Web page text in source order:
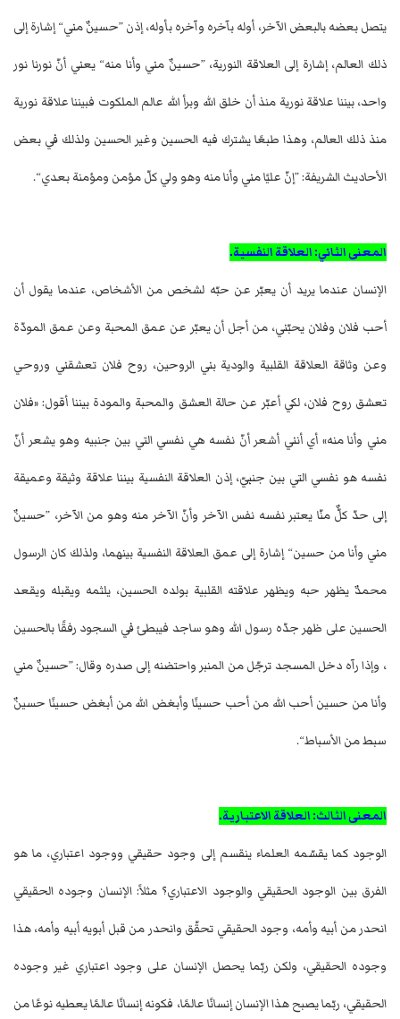
يتصل بعضه بالبعض الآخر، أوله بآخره وآخره بأوله، إذن ”حسينٌ مني“ إشارة إلى
ذلك العالم، إشارة إلى العلاقة النورية، ”حسينٌ مني وأنا منه“ يعني أنّ نورنا نور
واحد، بيننا علاقة نورية منذ أن خلق الله وبرأ الله عالم الملكوت فبيننا علاقة نورية
منذ ذلك العالم، وهذا طبعًا يشترك فيه الحسين وغير الحسين ولذلك في بعض
الأحاديث الشريفة: ”إنّ عليًا مني وأنا منه وهو ولي كلّ مؤمن ومؤمنة بعدي“.
المعنى الثاني: العلاقة النفسية.
الإنسان عندما يريد أن يعبّر عن حبّه لشخص من الأشخاص، عندما يقول أن
أحب فلان وفلان يحبّني، من أجل أن يعبّر عن عمق المحبة وعن عمق المودّة
وعن وثاقة العلاقة القلبية والودية بني الروحين، روح فلان تعشقني وروحي
تعشق روح فلان، لكي أعبّر عن حالة العشق والمحبة والمودة بيننا أقول: «فلان
مني وأنا منه» أي أنني أشعر أنّ نفسه هي نفسي التي بين جنبيه وهو يشعر أنّ
نفسه هو نفسي التي بين جنبيّ، إذن العلاقة النفسية بيننا علاقة وثيقة وعميقة
إلى حدّ كلٌّ منّا يعتبر نفسه نفس الآخر وأنّ الآخر منه وهو من الآخر، ”حسينٌ
مني وأنا من حسين“ إشارة إلى عمق العلاقة النفسية بينهما، ولذلك كان الرسول
محمدٌ يظهر حبه ويظهر علاقته القلبية بولده الحسين، يلثمه ويقبله ويقعد
الحسين على ظهر جدّه رسول الله وهو ساجد فيبطئ في السجود رفقًا بالحسين
، وإذا رآه دخل المسجد ترجّل من المنبر واحتضنه إلى صدره وقال: ”حسينٌ مني
وأنا من حسين أحب الله من أحب حسينًا وأبغض الله من أبغض حسينًا حسينٌ
سبط من الأسباط“.
المعنى الثالث: العلاقة الاعتبارية.
الوجود كما يقسّمه العلماء ينقسم إلى وجود حقيقي ووجود اعتباري، ما هو
الفرق بين الوجود الحقيقي والوجود الاعتباري؟ مثلاً: الإنسان وجوده الحقيقي
انحدر من أبيه وأمه، وجود الحقيقي تحقّق وانحدر من قبل أبويه أبيه وأمه، هذا
وجوده الحقيقي، ولكن ربّما يحصل الإنسان على وجود اعتباري غير وجوده
الحقيقي، ربّما يصبح هذا الإنسان إنسانًا عالمًا، فكونه إنسانًا عالمًا يعطيه نوعًا من